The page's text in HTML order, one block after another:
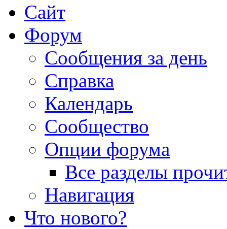
Сайт
Форум
Сообщения за день
Справка
Календарь
Сообщество
Опции форума
Все разделы
Навигация
Что нового?